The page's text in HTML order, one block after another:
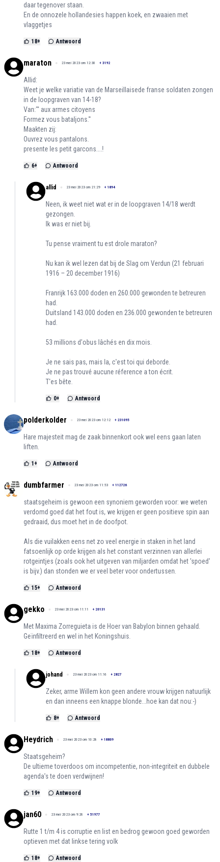
daar tegenover staan.
En de onnozele hollandesies happen koek, en zwaaien met
vlaggetjes
18+ Antwoord
maraton 23 mei 2023 om 12:30 + 3192
Allid:
Weet je welke variatie van de Marseillaisede franse soldaten zongen
in de loopgraven van 14-18?
Van:"' aux armes citoyens
Formez vous bataljons.''
Maakten zij:
Ouvrez vous pantalons.
presente les petit garcons....!
6+ Antwoord
allid 23 mei 2023 om 21:29 + 1894
Neen, ik weet niet wat er in de loopgraven 14/18 werdt
gezongen.
Ik was er niet bij.
Tu pense vraiment tu est drole maraton?
Nu kan ik wel lezen dat bij de Slag om Verdun (21 februari
1916 – 20 december 1916)
Franrijk 163.000 doden en 260.000 gewonden te betreuren
had.
Duitsland 143.000 doden en 236.000 gewonden te betreuren
had.
53 millions d'obus lâchés en dix mois.
Je ne sais pas, mais la, c'est toi qui deborde.
Je ne pas trouvé aucune réference a ton écrit.
T'es bête.
0+ Antwoord
polderkolder 23 mei 2023 om 12:12 + 231095
Hare majesteit mag de zaak binnenkort ook wel eens gaan laten
liften.
1 + Antwoord
dumbfarmer 23 mei 2023 om 11:53 + 112726
staatsgeheim is gewoon een synoniem geworden voor: we weten
verdomd goed dat het fout is, we krijgen er geen positieve spin aan
gedraaid, dus moet het in de doofpot.
Als die vuilakken eens net zo veel energie in staken in het land
fatsoenlijk op orde krijgen als het constant verzinnen van allerlei
rotgeintjes (zoals ook het uitgeven van miljarden omdat het 'spoed'
is bijv.) dan stonden we er veel beter voor ondertussen.
15+ Antwoord
gekko 23 mei 2023 om 11:11 + 20131
Met Maxima Zorreguieta is de Hoer van Babylon binnen gehaald.
Geïnfiltreerd en wel in het Koningshuis.
18+ Antwoord
johand 23 mei 2023 om 11:16 + 2827
Zeker, arme Willem kon geen andere vrouw krijgen natuurlijk
en dan inneens een knappe blonde...hoe kan dat nou:-)
8+ Antwoord
Heydrich 23 mei 2023 om 10:28 + 18809
Staatsgeheim?
De ultieme toverdoos om incompetentie, non-integriteit en dubbele
agenda's te doen verdwijnen!
19+ Antwoord
jan60 23 mei 2023 om 9:26 + 51977
Rutte 1 t/m 4 is corruptie en list en bedrog gewoon goed geworden
optieven met dat linkse tering volk
18+ Antwoord